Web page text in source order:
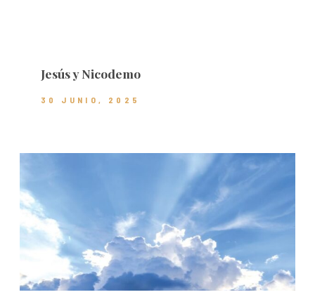
Jesús y Nicodemo
30 JUNIO, 2025